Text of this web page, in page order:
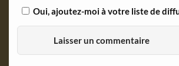
Oui, ajoutez-moi à votre liste de